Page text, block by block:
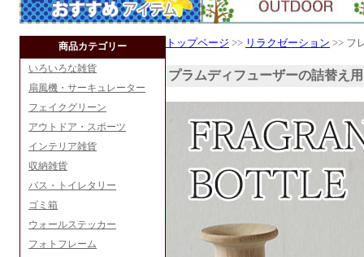
商品カテゴリー
いろいろな雑貨
扇風機・サーキュレーター
フェイクグリーン
アウトドア・スポーツ
インテリア雑貨
収納雑貨
バス・トイレタリー
ゴミ箱
ウォールステッカー
フォトフレーム
トップページ >> リラクゼーション >> フ
プラムディフューザーの詰替え